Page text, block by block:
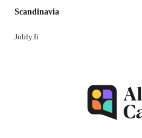
Scandinavia
Jobly.fi